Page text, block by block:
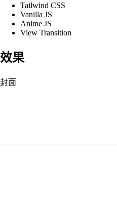
Tailwind CSS
Vanilla JS
Anime JS
View Transition
效果
封面